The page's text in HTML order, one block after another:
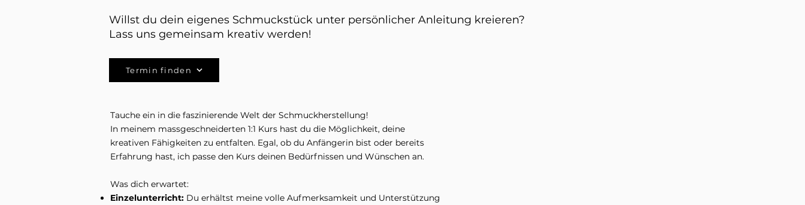
Willst du dein eigenes Schmuckstück unter persönlicher Anleitung kreieren?
Lass uns gemeinsam kreativ werden!
Termin finden
Tauche ein in die faszinierende Welt der Schmuckherstellung!
In meinem massgeschneiderten 1:1 Kurs hast du die Möglichkeit, deine
kreativen Fähigkeiten zu entfalten. Egal, ob du Anfängerin bist oder bereits
Erfahrung hast, ich passe den Kurs deinen Bedürfnissen und Wünschen an.
Was dich erwartet:
Einzelunterricht: Du erhältst meine volle Aufmerksamkeit und Unterstützung